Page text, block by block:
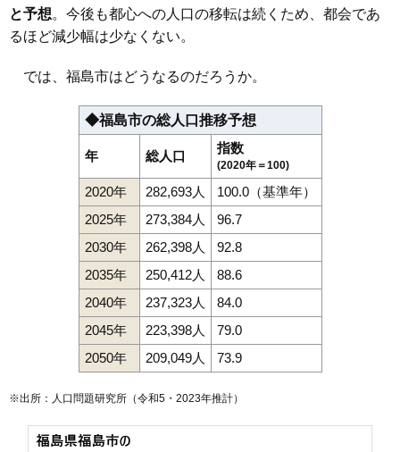
と予想。今後も都心への人口の移転は続くため、都会であ
るほど減少幅は少なくない。
では、福島市はどうなるのだろうか。
◆福島市の総人口推移予想
年 総人口
指数
(2020年＝100)
2020年 282,693人
100.0（基準年）
2025年
273,384人
96.7
2030年
262,398人
92.8
2035年
250,412人
88.6
2040年
237,323人
84.0
2045年
223,398人
79.0
2050年
209,049人 73.9
※出所：人口問題研究所（令和5・2023年推計）